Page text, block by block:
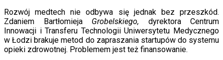
Rozwój medtech nie odbywa się jednak bez przeszkód.
Zdaniem Bartłomieja Grobelskiego, dyrektora Centrum
Innowacji i Transferu Technologii Uniwersytetu Medycznego
w Łodzi brakuje metod do zapraszania startupów do systemu
opieki zdrowotnej. Problemem jest też finansowanie.